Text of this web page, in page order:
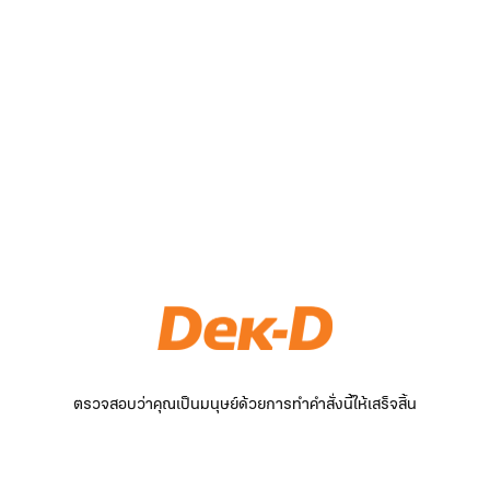
ตรวจสอบว่าคุณเป็นมนุษย์ด้วยการทำคำสั่งนี้ให้เสร็จสิ้น